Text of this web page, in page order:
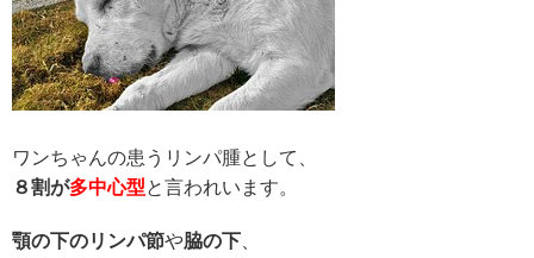
ワンちゃんの患うリンパ腫として、
８割が多中心型と言われいます。
顎の下のリンパ節や脇の下